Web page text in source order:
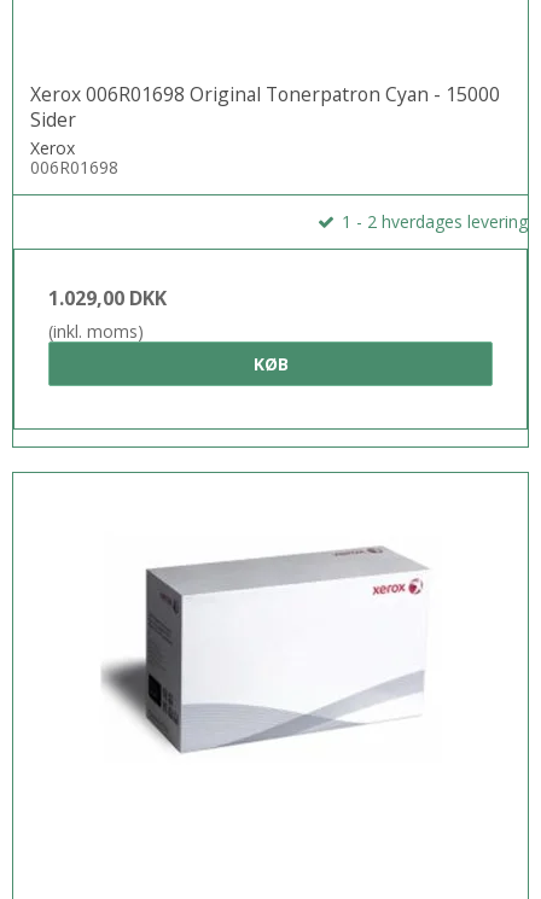
Xerox 006R01698 Original Tonerpatron Cyan - 15000
Sider
Xerox
006R01698
1 - 2 hverdages levering
1.029,00 DKK
(inkl. moms)
KØB